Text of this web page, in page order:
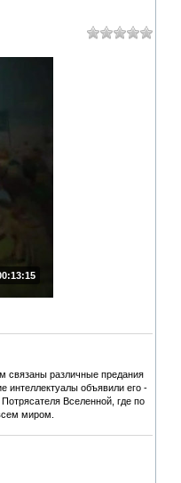
связаны различные предания
интеллектуалы объявили его -
Вселенной, где по
миром.